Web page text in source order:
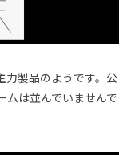
力製品のようです。公
ムは並んでいませんで